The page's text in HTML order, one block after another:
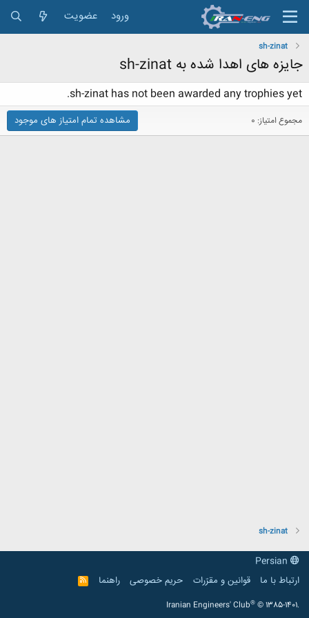
ورود عضویت
sh-zinat
جایزه های اهدا شده به sh-zinat
sh-zinat has not been awarded any trophies yet.
مجموع امتیاز: 0 مشاهده تمام امتیاز های موجود
sh-zinat
ارتباط با ما
قوانین و مقرّرات حریم خصوصی راهنما
R
S
Iranian Engineers' Club® © 1385-1401.